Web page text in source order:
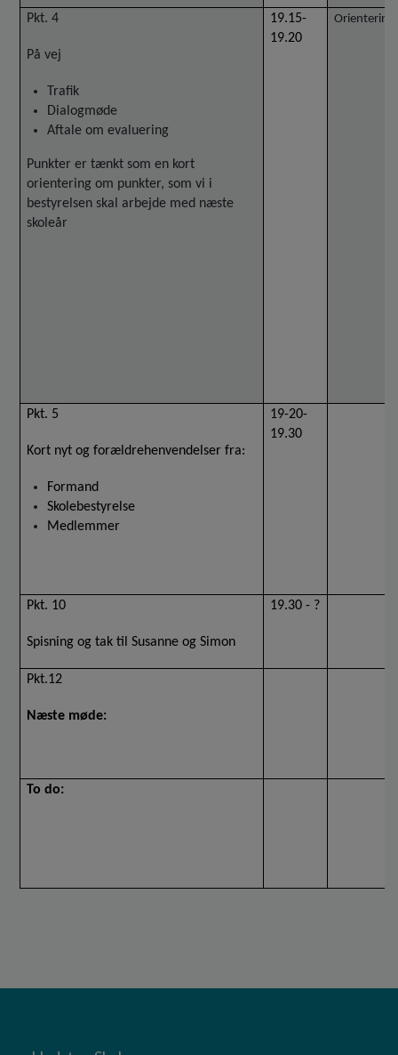
Pkt. 4
På vej
Trafik
Dialogmøde
Aftale om evaluering
Punkter er tænkt som en kort
orientering om punkter, som vi i
bestyrelsen skal arbejde med næste
skoleår
19.15-
19.20
Orientering
Pkt. 5
Kort nyt og forældrehenvendelser fra:
Formand
Skolebestyrelse
Medlemmer
19-20-
19.30
Pkt. 10
Spisning og tak til Susanne og Simon
19.30 - ?
Pkt.12
Næste møde:
To do: